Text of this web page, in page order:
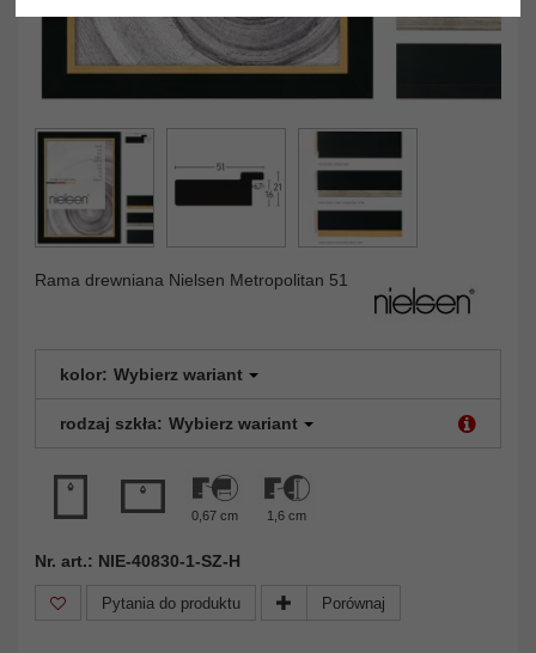
Rama drewniana Nielsen Metropolitan 51
kolor: Wybierz wariant
rodzaj szkła: Wybierz wariant
0,67 cm 1,6 cm
Nr. art.: NIE-40830-1-SZ-H
Pytania do produktu Porównaj